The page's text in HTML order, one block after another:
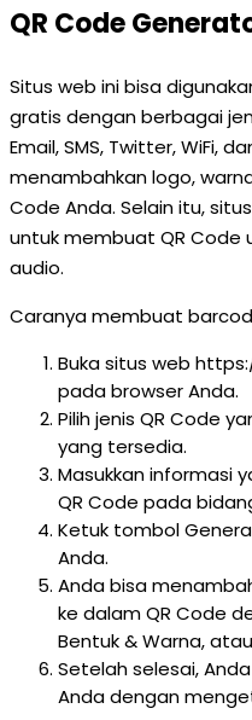
QR Code
Situs web ini bisa
gratis dengan berbagai
Email, SMS, Twitter, WiFi,
menambahkan logo,
Code Anda. Selain itu,
untuk membuat QR Code
audio.
Caranya membuat
Buka situs web
pada browser Anda.
Pilih jenis QR Code
yang tersedia.
Masukkan informasi
QR Code pada
Ketuk tombol
Anda.
Anda bisa
ke dalam QR Code
Bentuk & Warna,
Setelah selesai,
Anda dengan